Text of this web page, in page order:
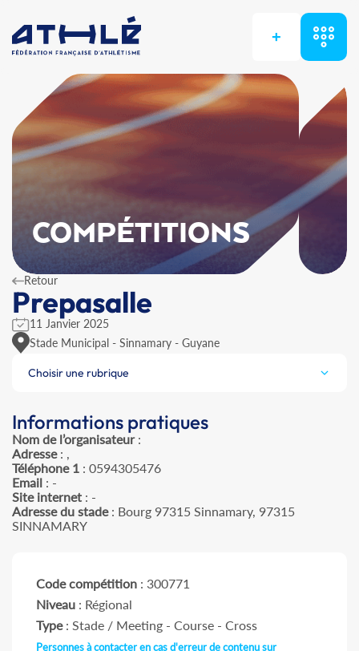
+
COMPÉTITIONS
Retour
Prepasalle
11 Janvier 2025
Stade Municipal - Sinnamary - Guyane
Choisir une rubrique
Informations pratiques
Nom de l’organisateur:
Adresse: ,
Téléphone 1 : 0594305476
Email : -
Site internet : -
Adresse du stade: Bourg 97315 Sinnamary, 97315
SINNAMARY
Code compétition : 300771
Niveau : Régional
Type: Stade / Meeting - Course - Cross
Personnes à contacter en cas d'erreur de contenu sur